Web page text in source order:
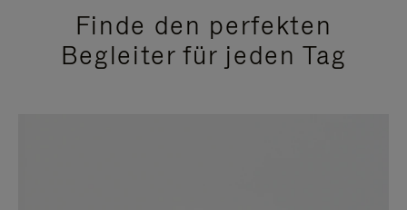
Finde den perfekten
Begleiter für jeden Tag